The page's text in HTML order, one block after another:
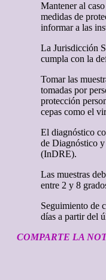
Mantener al
medidas de
informar a las
La Jurisdicción
cumpla con la
Tomar las
tomadas por
protección
cepas como el
El diagnóstico
de Diagnóstico
(InDRE).
Las muestras
entre 2 y 8
Seguimiento de
días a partir del
COMPARTE LA